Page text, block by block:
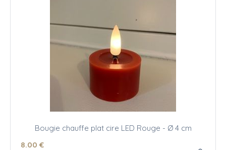
Bougie chauffe plat cire LED Rouge - Ø 4 cm
8.00 €